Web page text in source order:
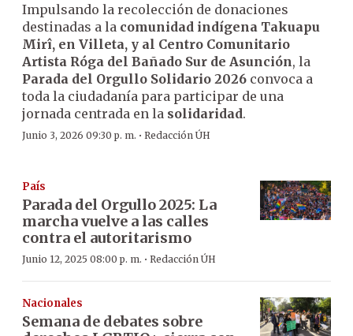
Impulsando la recolección de donaciones
destinadas a la comunidad indígena Takuapu
Mirî, en Villeta, y al Centro Comunitario
Artista Róga del Bañado Sur de Asunción, la
Parada del Orgullo Solidario 2026 convoca a
toda la ciudadanía para participar de una
jornada centrada en la solidaridad.
Junio 3, 2026 09:30 p. m. · Redacción ÚH
País
Parada del Orgullo 2025: La
marcha vuelve a las calles
contra el autoritarismo
Junio 12, 2025 08:00 p. m. · Redacción ÚH
Nacionales
Semana de debates sobre